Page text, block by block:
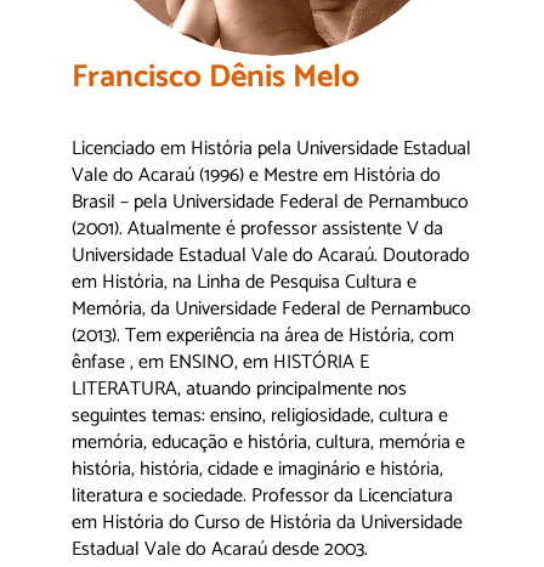
Francisco Dênis Melo
Licenciado em História pela Universidade Estadual
Vale do Acaraú (1996) e Mestre em História do
Brasil – pela Universidade Federal de Pernambuco
(2001). Atualmente é professor assistente V da
Universidade Estadual Vale do Acaraú. Doutorado
em História, na Linha de Pesquisa Cultura e
Memória, da Universidade Federal de Pernambuco
(2013). Tem experiência na área de História, com
ênfase , em ENSINO, em HISTÓRIA E
LITERATURA, atuando principalmente nos
seguintes temas: ensino, religiosidade, cultura e
memória, educação e história, cultura, memória e
história, história, cidade e imaginário e história,
literatura e sociedade. Professor da Licenciatura
em História do Curso de História da Universidade
Estadual Vale do Acaraú desde 2003.